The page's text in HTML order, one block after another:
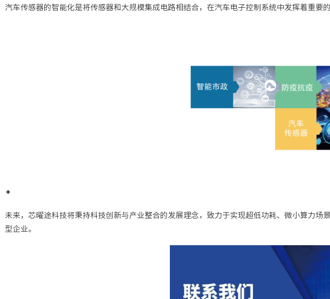
汽车传感器的智能化是将传感器和大规模集成电路相结合，在汽车电子控制系统中发挥着重要
✦
未来，芯曜途科技将秉持科技创新与产业整合的发展理念，致力于实现超低功耗、微小算力
型企业。